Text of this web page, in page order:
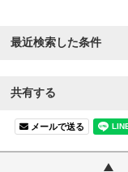
最近検索した条件
共有する
メールで送る